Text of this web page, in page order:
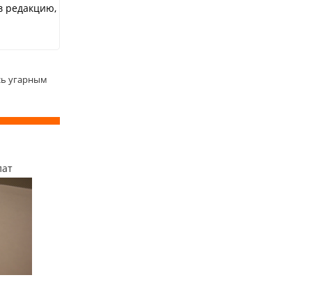
редакцию,
угарным